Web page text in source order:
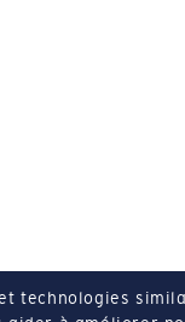
technologies